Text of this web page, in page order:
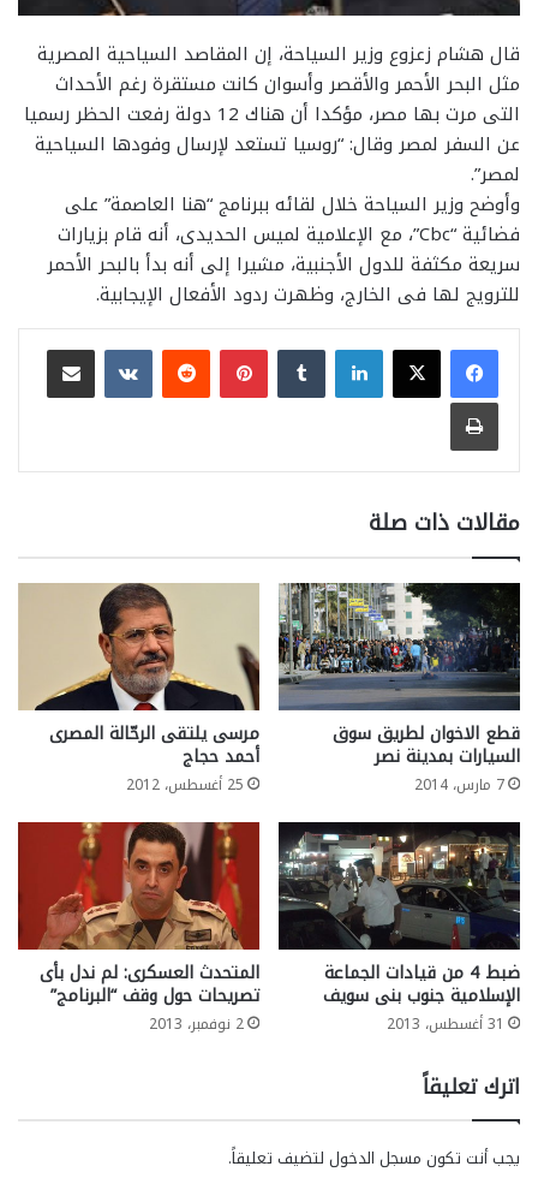
قال هشام زعزوع وزير السياحة، إن المقاصد السياحية المصرية
مثل البحر الأحمر والأقصر وأسوان كانت مستقرة رغم الأحداث
التى مرت بها مصر، مؤكدا أن هناك 12 دولة رفعت الحظر رسميا
عن السفر لمصر وقال: “روسيا تستعد لإرسال وفودها السياحية
لمصر”.
وأوضح وزير السياحة خلال لقائه ببرنامج “هنا العاصمة” على
فضائية “Cbc”، مع الإعلامية لميس الحديدى، أنه قام بزيارات
سريعة مكثفة للدول الأجنبية، مشيرا إلى أنه بدأ بالبحر الأحمر
للترويج لها فى الخارج، وظهرت ردود الأفعال الإيجابية.
لينكدإن بينتيريست
مشاركة عبر البريد
طباعة
مقالات ذات صلة
قطع الاخوان لطريق سوق
السيارات بمدينة نصر
7 مارس، 2014
مرسى يلتقى الرحّالة المصرى
أحمد حجاج
25 أغسطس، 2012
ضبط 4 من قيادات الجماعة
الإسلامية جنوب بنى سويف
31 أغسطس، 2013
المتحدث العسكرى: لم ندل بأى
تصريحات حول وقف “البرنامج”
2 نوفمبر، 2013
اترك تعليقاً
يجب أنت تكون مسجل الدخول لتضيف تعليقاً.